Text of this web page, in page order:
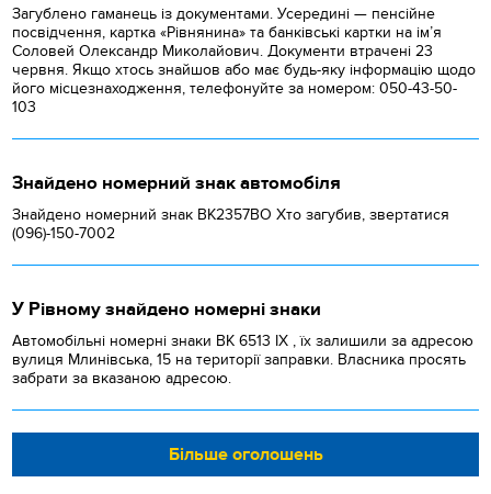
Загублено гаманець із документами. Усередині — пенсійне
посвідчення, картка «Рівнянина» та банківські картки на ім’я
Соловей Олександр Миколайович. Документи втрачені 23
червня. Якщо хтось знайшов або має будь-яку інформацію щодо
його місцезнаходження, телефонуйте за номером: 050-43-50-
103
Знайдено номерний знак автомобіля
Знайдено номерний знак ВК2357ВО Хто загубив, звертатися
(096)-150-7002
У Рівному знайдено номерні знаки
Автомобільні номерні знаки BK 6513 IX , їх залишили за адресою
вулиця Млинівська, 15 на території заправки. Власника просять
забрати за вказаною адресою.
Більше оголошень